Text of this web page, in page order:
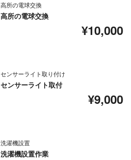
高所の電球交換
高所の電球交換
¥10,000
センサーライト取り付け
センサーライト取付
¥9,000
洗濯機設置
洗濯機設置作業